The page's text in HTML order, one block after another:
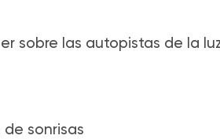
sobre las autopistas de la
de sonrisas